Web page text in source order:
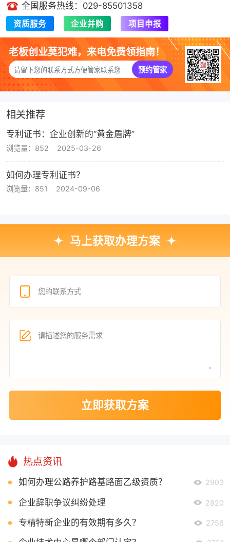
全国服务热线：029-85501358
资质服务 企业并购 项目申报
老板创业莫犯难，来电免费领指南！
预约管家
相关推荐
专利证书：企业创新的“黄金盾牌”
浏览量：852 2025-03-26
如何办理专利证书？
浏览量：851 2024-09-06
马上获取办理方案
立即获取方案
热点资讯
如何办理公路养护路基路面乙级资质？ 2903
企业辞职争议纠纷处理 2820
专精特新企业的有效期有多久？ 2756